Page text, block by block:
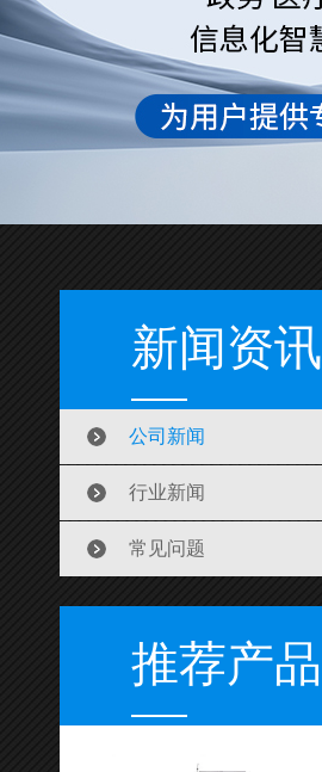
新闻资讯
公司新闻
行业新闻
常见问题
推荐产品